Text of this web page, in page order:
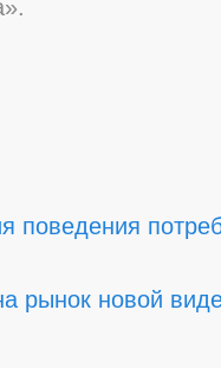
поведения
рынок новой